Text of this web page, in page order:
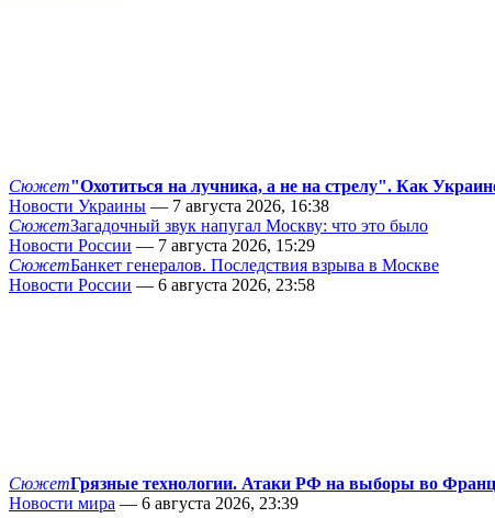
Сюжет"Охотиться на лучника, а не на стрелу". Как
Новости Украины — 7 августа 2026, 16:38
СюжетЗагадочный звук напугал Москву: что это было
Новости России — 7 августа 2026, 15:29
СюжетБанкет генералов. Последствия взрыва в Москве
Новости России — 6 августа 2026, 23:58
СюжетГрязные технологии. Атаки РФ на выборы во
Новости мира — 6 августа 2026, 23:39